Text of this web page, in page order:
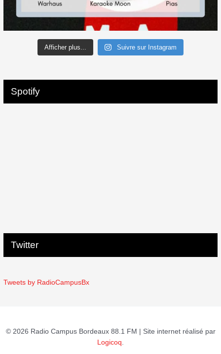
Afficher plus... Suivre sur Instagram
Spotify
Twitter
Tweets by RadioCampusBx
© 2026 Radio Campus Bordeaux 88.1 FM | Site internet réalisé par
Logicoq.